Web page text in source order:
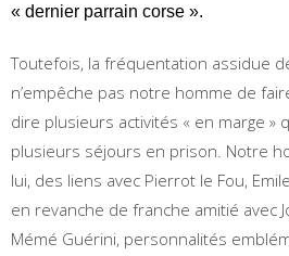
« dernier parrain corse ».
Toutefois, la fréquentation assidue
n’empêche pas notre homme de
dire plusieurs activités « en marge »
plusieurs séjours en prison. Notre
lui, des liens avec Pierrot le Fou,
en revanche de franche amitié avec
Mémé Guérini, personnalités